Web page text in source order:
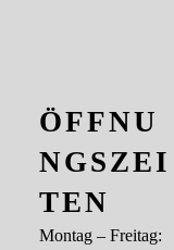
ÖFFNU
NGSZEI
TEN
Montag – Freitag: